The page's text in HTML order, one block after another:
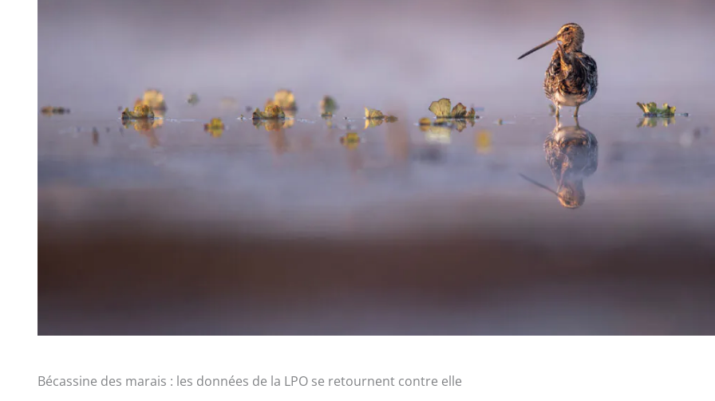
Bécassine des marais : les données de la LPO se retournent contre elle